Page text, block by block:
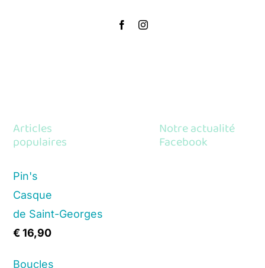
Articles
populaires
Pin's
Casque
de Saint-Georges
€16,90
Boucles
Notre actualité
Facebook